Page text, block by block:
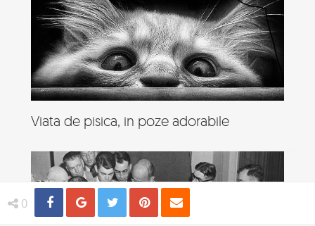
0 Share Distribuie
Tweet Pin
Viata de pisica, in poze adorabile